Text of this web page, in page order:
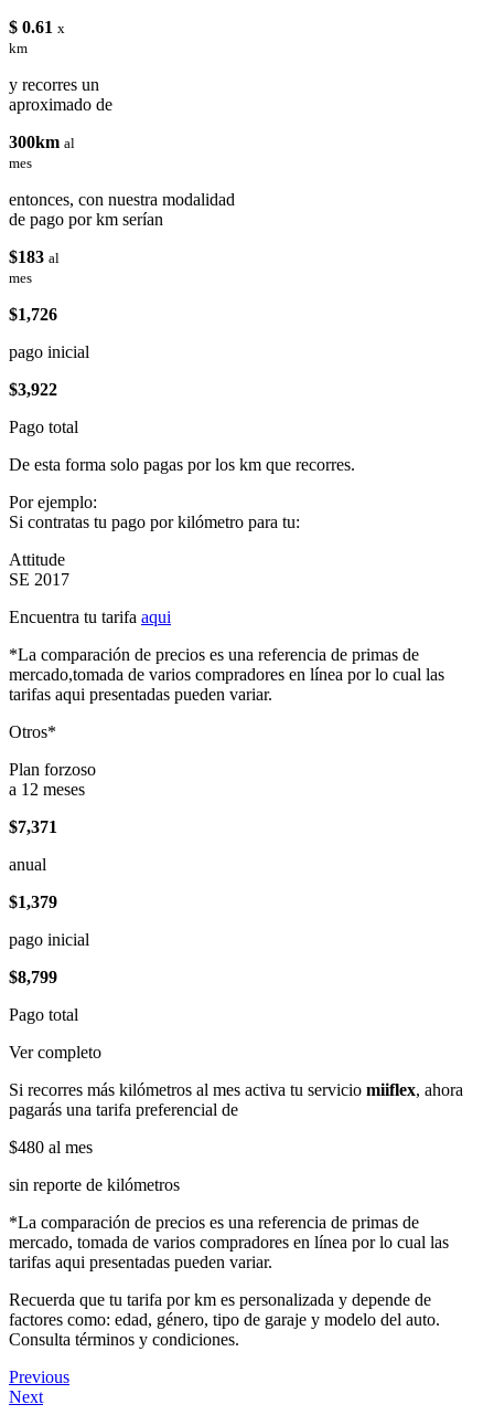
$ 0.61 x
km
y recorres un
aproximado de
300km al
mes
entonces, con nuestra modalidad
de pago por km serían
$183 al
mes
$1,726
pago inicial
$3,922
Pago total
De esta forma solo pagas por los km que recorres.
Por ejemplo:
Si contratas tu pago por kilómetro para tu:
Attitude
SE 2017
Encuentra tu tarifa aqui
*La comparación de precios es una referencia de primas de
mercado,tomada de varios compradores en línea por lo cual las
tarifas aqui presentadas pueden variar.
Otros*
Plan forzoso
a 12 meses
$7,371
anual
$1,379
pago inicial
$8,799
Pago total
Ver completo
Si recorres más kilómetros al mes activa tu servicio miiflex, ahora
pagarás una tarifa preferencial de
$480 al mes
sin reporte de kilómetros
*La comparación de precios es una referencia de primas de
mercado, tomada de varios compradores en línea por lo cual las
tarifas aqui presentadas pueden variar.
Recuerda que tu tarifa por km es personalizada y depende de
factores como: edad, género, tipo de garaje y modelo del auto.
Consulta términos y condiciones.
Previous
Next